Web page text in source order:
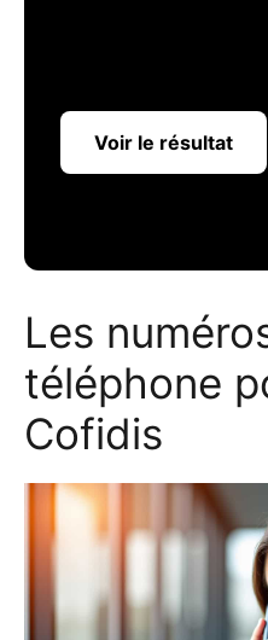
Voir le résultat
Les
téléphone
Cofidis